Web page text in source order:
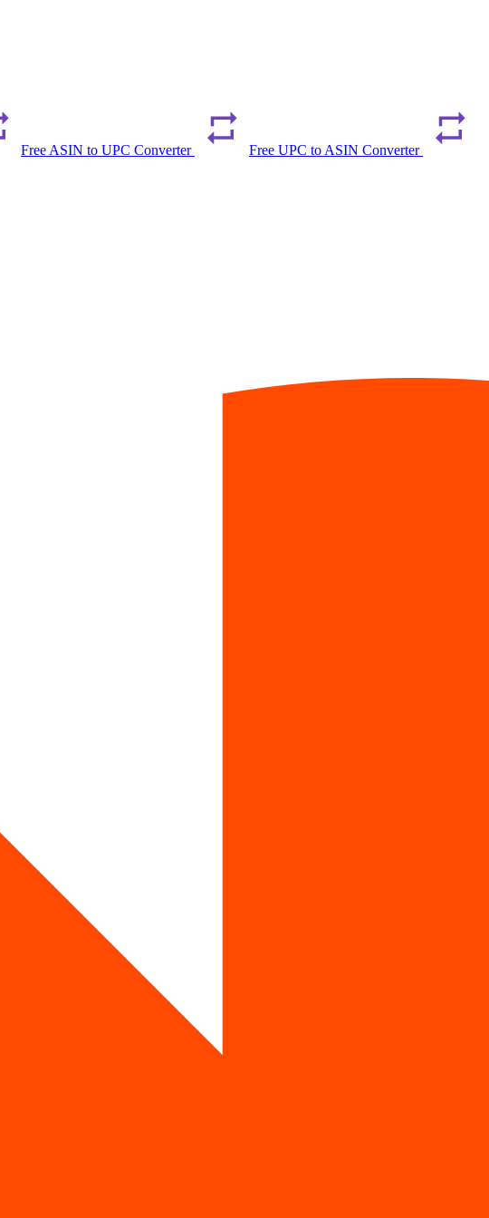
Free ASIN to UPC Converter
Free UPC to ASIN Converter